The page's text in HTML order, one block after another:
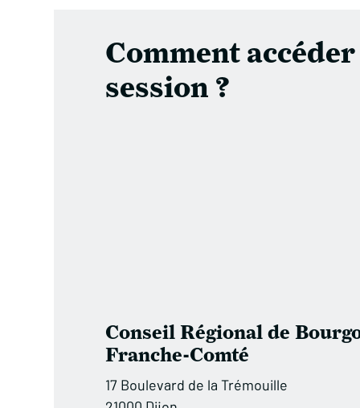
Comment
session ?
Conseil Régional de
Franche-Comté
17 Boulevard de la Trémouille